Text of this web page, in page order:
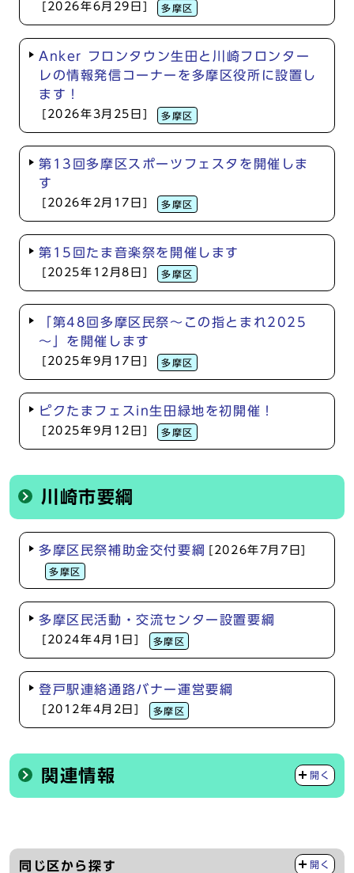
[2026年6月29日] 多摩区
Anker フロンタウン生田と川崎フロンター
レの情報発信コーナーを多摩区役所に設置し
ます！
[2026年3月25日] 多摩区
第13回多摩区スポーツフェスタを開催しま
す
[2026年2月17日] 多摩区
第15回たま音楽祭を開催します
[2025年12月8日] 多摩区
「第48回多摩区民祭～この指とまれ2025
～」を開催します
[2025年9月17日] 多摩区
ピクたまフェスin生田緑地を初開催！
[2025年9月12日] 多摩区
川崎市要綱
多摩区民祭補助金交付要綱 [2026年7月7日]
多摩区
多摩区民活動・交流センター設置要綱
[2024年4月1日] 多摩区
登戸駅連絡通路バナー運営要綱
[2012年4月2日] 多摩区
関連情報 開く
同じ区から探す 開く